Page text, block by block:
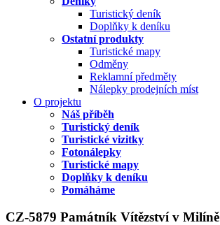
Turistický deník
Doplňky k deníku
Ostatní produkty
Turistické mapy
Odměny
Reklamní předměty
Nálepky prodejních míst
O projektu
Náš příběh
Turistický deník
Turistické vizitky
Fotonálepky
Turistické mapy
Doplňky k deníku
Pomáháme
CZ-5879 Památník Vítězství v Milíně